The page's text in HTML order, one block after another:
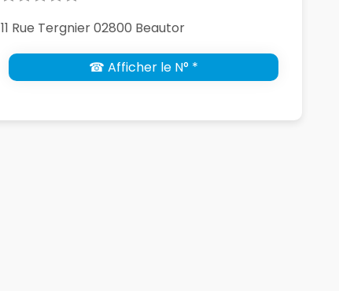
11 Rue Tergnier 02800 Beautor
☎ Afficher le N° *